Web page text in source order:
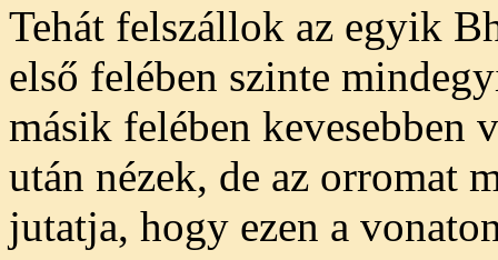
Tehát felszállok az egyik
első felében szinte
másik felében kevesebben
után nézek, de az orromat
jutatja, hogy ezen a